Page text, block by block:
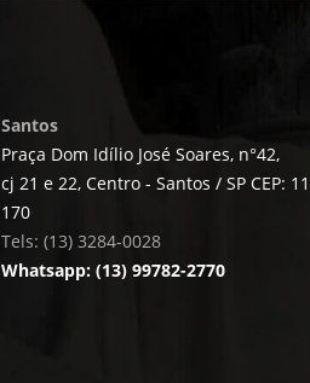
Santos
Praça Dom Idílio José Soares, n°42,
cj 21 e 22, Centro - Santos / SP CEP:
170
Tels: (13) 3284-0028
Whatsapp: (13) 99782-2770